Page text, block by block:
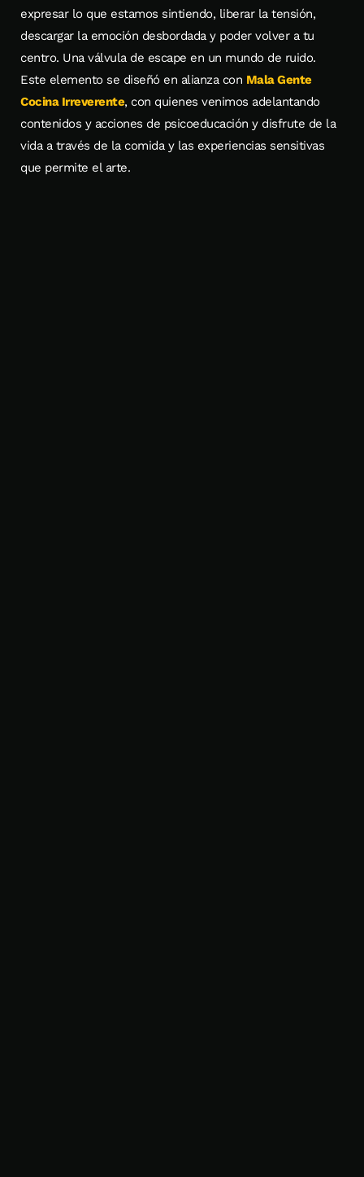
expresar lo que estamos sintiendo, liberar la tensión,
descargar la emoción desbordada y poder volver a tu
centro. Una válvula de escape en un mundo de ruido.
Este elemento se diseñó en alianza con Mala Gente
Cocina Irreverente, con quienes venimos adelantando
contenidos y acciones de psicoeducación y disfrute de la
vida a través de la comida y las experiencias sensitivas
que permite el arte.